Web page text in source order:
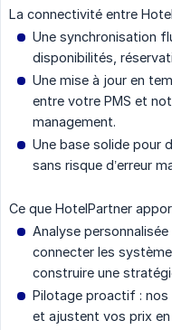
La connectivité entre
Une synchronisation
disponibilités,
Une mise à jour en
entre votre PMS et
management.
Une base solide pour
sans risque d’erreur
Ce que HotelPartner
Analyse
connecter les
construire une
Pilotage proactif :
et ajustent vos prix